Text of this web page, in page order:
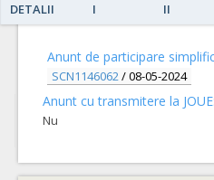
DETALII I II
DETALII
Anunt de participare
SCN1146062/08-05-2024
Anunt cu transmitere la JOUE:
Nu